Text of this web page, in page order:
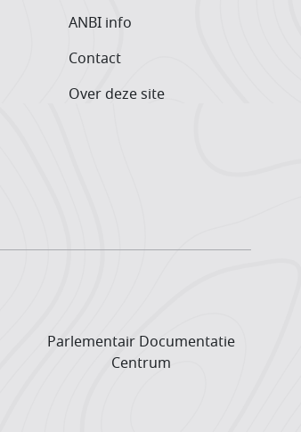
ANBI info
Contact
Over deze site
Parlementair Documentatie
Centrum